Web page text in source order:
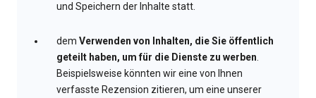
und Speichern der Inhalte statt.
dem Verwenden von Inhalten, die Sie öffentlich
geteilt haben, um für die Dienste zu werben.
Beispielsweise könnten wir eine von Ihnen
verfasste Rezension zitieren, um eine unserer